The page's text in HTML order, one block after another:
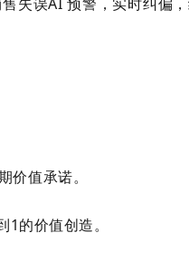
值承诺。
1的价值创造。